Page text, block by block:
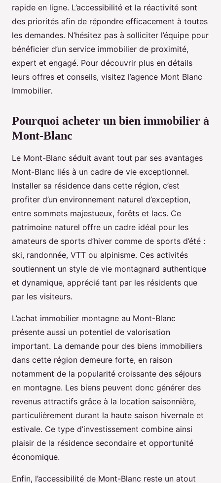
rapide en ligne. L’accessibilité et la réactivité sont
des priorités afin de répondre efficacement à toutes
les demandes. N’hésitez pas à solliciter l’équipe pour
bénéficier d’un service immobilier de proximité,
expert et engagé. Pour découvrir plus en détails
leurs offres et conseils, visitez l’agence Mont Blanc
Immobilier.
Pourquoi acheter un bien immobilier à
Mont-Blanc
Le Mont-Blanc séduit avant tout par ses avantages
Mont-Blanc liés à un cadre de vie exceptionnel.
Installer sa résidence dans cette région, c’est
profiter d’un environnement naturel d’exception,
entre sommets majestueux, forêts et lacs. Ce
patrimoine naturel offre un cadre idéal pour les
amateurs de sports d’hiver comme de sports d’été :
ski, randonnée, VTT ou alpinisme. Ces activités
soutiennent un style de vie montagnard authentique
et dynamique, apprécié tant par les résidents que
par les visiteurs.
L’achat immobilier montagne au Mont-Blanc
présente aussi un potentiel de valorisation
important. La demande pour des biens immobiliers
dans cette région demeure forte, en raison
notamment de la popularité croissante des séjours
en montagne. Les biens peuvent donc générer des
revenus attractifs grâce à la location saisonnière,
particulièrement durant la haute saison hivernale et
estivale. Ce type d’investissement combine ainsi
plaisir de la résidence secondaire et opportunité
économique.
Enfin, l’accessibilité de Mont-Blanc reste un atout